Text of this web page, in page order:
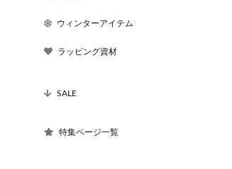
ウィンターアイテム
ラッピング資材
SALE
特集ページ一覧